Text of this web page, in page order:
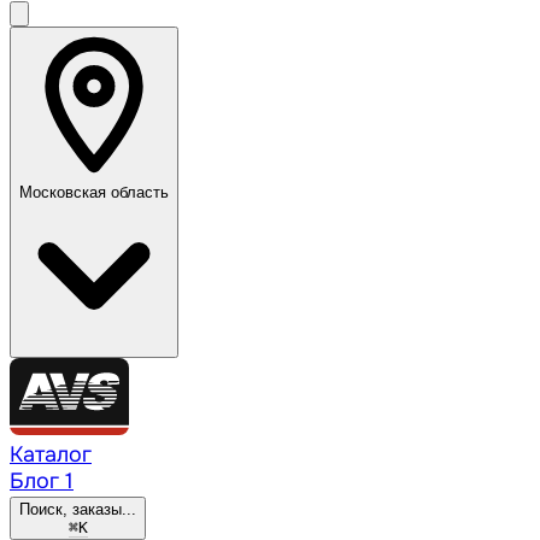
Московская область
Каталог
Блог 1
Поиск, заказы...
⌘K